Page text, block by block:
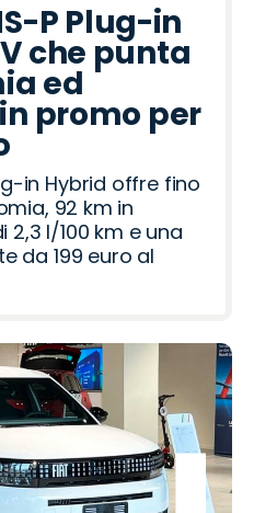
P Plug-in
che punta
ed
promo per
in Hybrid offre fino
92 km in
l/100 km e una
da 199 euro al